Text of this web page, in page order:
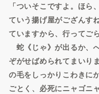
「ついそこですよ。ほ
ていう揚げ屋がござんす
ていますから、行ってご
蛇《じゃ》が出るか、
ぞがせばめられてまいり
の毛をしっかりこわきに
ごとく、必死にニャゴニ